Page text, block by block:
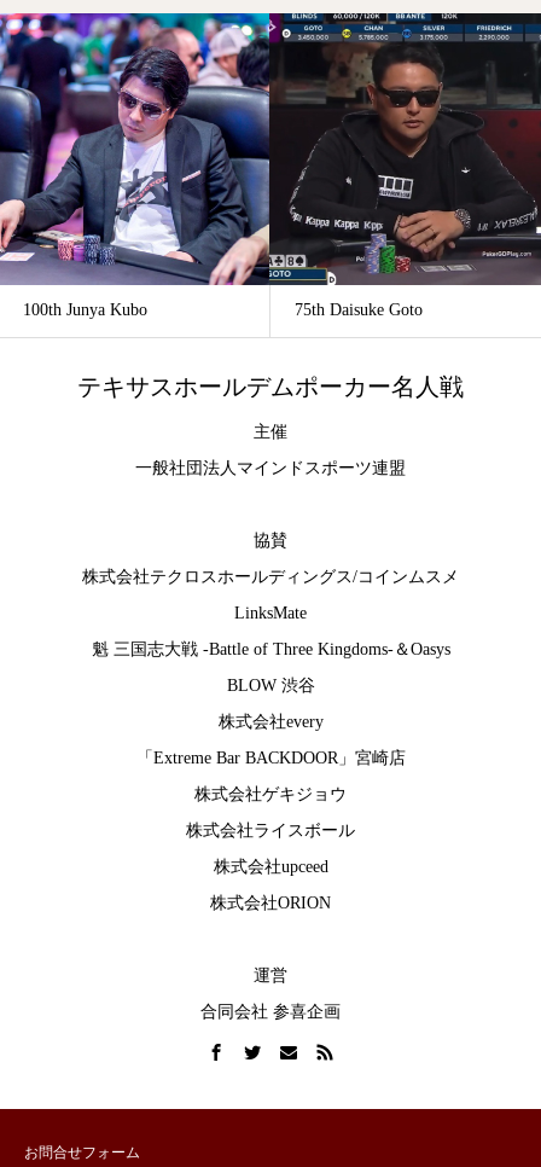
100th Junya Kubo 75th Daisuke Goto
テキサスホールデムポーカー名人戦
主催
一般社団法人マインドスポーツ連盟
協賛
株式会社テクロスホールディングス/コインムスメ
LinksMate
魁 三国志大戦 -Battle of Three Kingdoms-＆Oasys
BLOW 渋谷
株式会社every
「Extreme Bar BACKDOOR」宮崎店
株式会社ゲキジョウ
株式会社ライスボール
株式会社upceed
株式会社ORION
運営
合同会社 参喜企画
お問合せフォーム